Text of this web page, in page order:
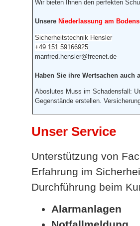
Wir bieten Ihnen den perfekten
Unsere Niederlassung am
Sicherheitstechnik Hensler
+49 151 59166925
manfred.hensler@freenet.de
Haben Sie ihre Wertsachen auch
Aboslutes Muss im Schadensfall:
Gegenstände erstellen.
Unser Service
Unterstützung von
Erfahrung im
Durchführung beim
Alarmanlagen